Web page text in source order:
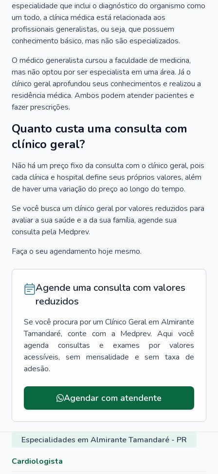
especialidade que inclui o diagnóstico do organismo como
um todo, a clínica médica está relacionada aos
profissionais generalistas, ou seja, que possuem
conhecimento básico, mas não são especializados.
O médico generalista cursou a faculdade de medicina,
mas não optou por ser especialista em uma área. Já o
clínico geral aprofundou seus conhecimentos e realizou a
residência médica. Ambos podem atender pacientes e
fazer prescrições.
Quanto custa uma consulta com
clínico geral?
Não há um preço fixo da consulta com o clínico geral, pois
cada clínica e hospital define seus próprios valores, além
de haver uma variação do preço ao longo do tempo.
Se você busca um clínico geral por valores reduzidos para
avaliar a sua saúde e a da sua família, agende sua
consulta pela Medprev.
Faça o seu agendamento hoje mesmo.
Agende uma consulta com valores
reduzidos
Se você procura por um Clínico Geralem Almirante
Tamandaré, conte com a Medprev. Aqui você
agenda consultas e exames por valores
acessíveis, sem mensalidade e sem taxa de
adesão.
Agendar com atendente
Especialidades em Almirante Tamandaré - PR
Cardiologista